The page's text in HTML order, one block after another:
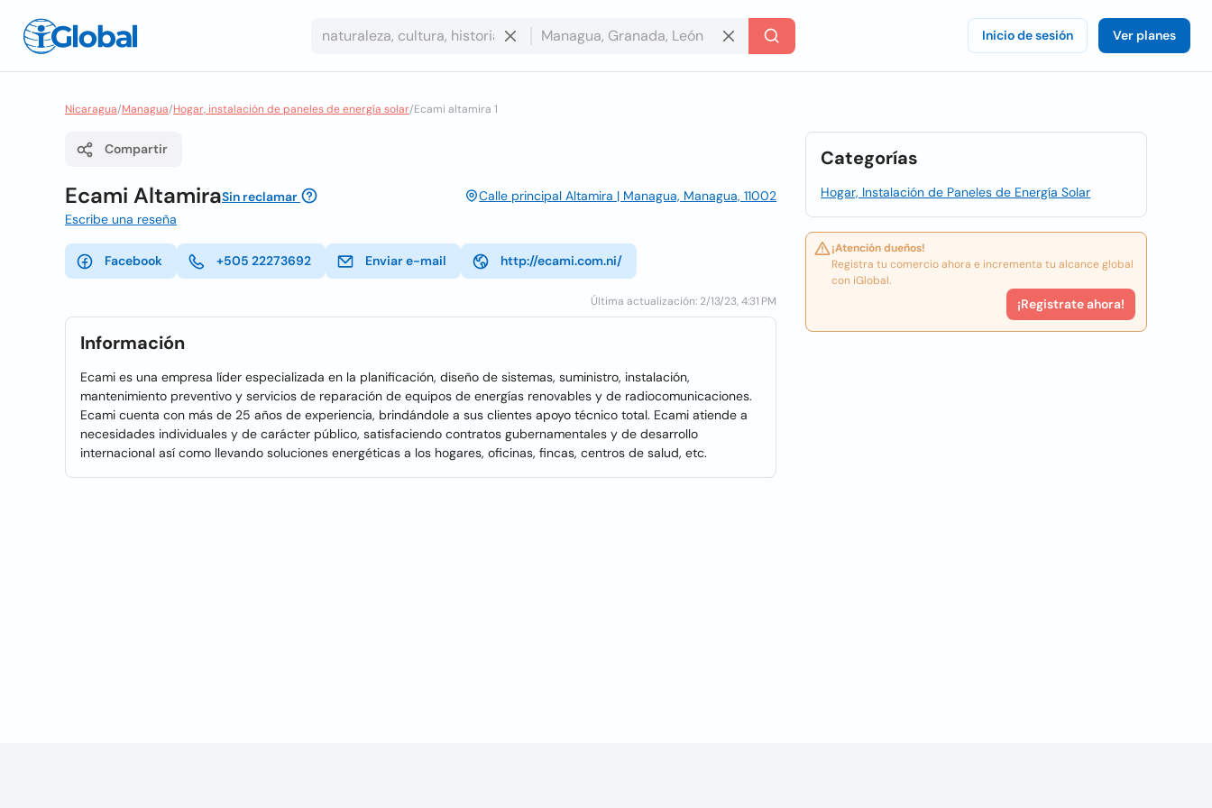
Inicio de sesión Ver planes
Nicaragua/Managua/Hogar, instalación de paneles de energía solar/Ecami altamira 1
Compartir
Ecami AltamiraSin reclamar
Calle principal Altamira | Managua, Managua, 11002
Escribe una reseña
Facebook +505 22273692 Enviar e-mail http://ecami.com.ni/
Última actualización: 2/13/23, 4:31 PM
Información
Ecami es una empresa líder especializada en la planificación, diseño de sistemas, suministro, instalación,
mantenimiento preventivo y servicios de reparación de equipos de energías renovables y de radiocomunicaciones.
Ecami cuenta con más de 25 años de experiencia, brindándole a sus clientes apoyo técnico total. Ecami atiende a
necesidades individuales y de carácter público, satisfaciendo contratos gubernamentales y de desarrollo
internacional así como llevando soluciones energéticas a los hogares, oficinas, fincas, centros de salud, etc.
Categorías
Hogar, Instalación de Paneles de Energía Solar
¡Atención dueños!
Registra tu comercio ahora e incrementa tu alcance global
con iGlobal.
¡Registrate ahora!